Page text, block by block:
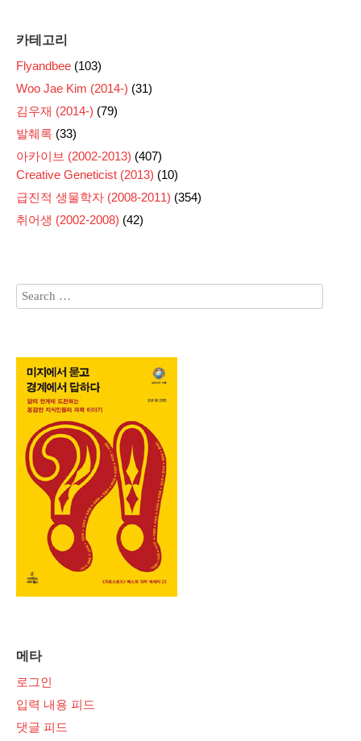
카테고리
Flyandbee (103)
Woo Jae Kim (2014-) (31)
김우재 (2014-) (79)
발췌록 (33)
아카이브 (2002-2013) (407)
Creative Geneticist (2013) (10)
급진적 생물학자 (2008-2011) (354)
취어생 (2002-2008) (42)
메타
로그인
입력 내용 피드
댓글 피드